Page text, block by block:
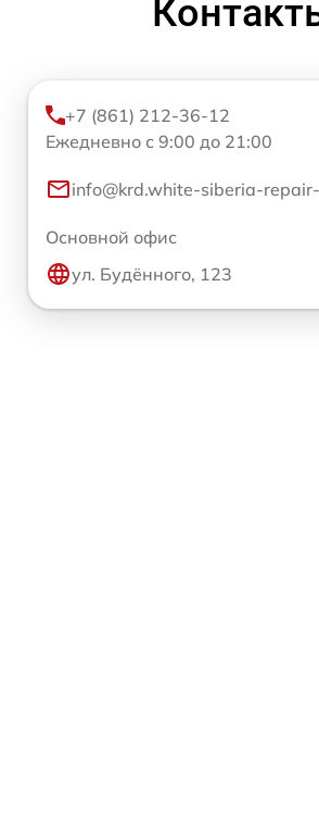
+7 (861) 212-36-12
Ежедневно с 9:00 до 21:00
info@krd.white-siberia-
Основной офис
ул. Будённого, 123